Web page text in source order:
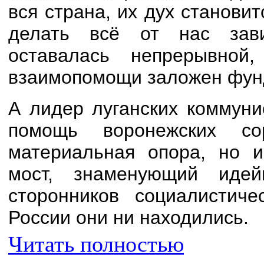
вся страна, их дух
делать всё от нас
оставалась
взаимопомощи заложен
А лидер луганских
помощь воронежских
материальная опора, но
мост, знаменующий
сторонников
России они ни находились.
Читать полностью